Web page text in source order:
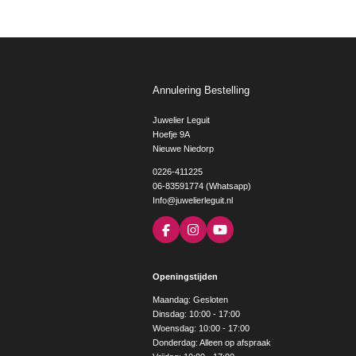
Annulering Bestelling
Juwelier Leguit
Hoefje 9A
Nieuwe Niedorp
0226-411225
06-83591774 (Whatsapp)
Info@juwelierleguit.nl
F
a
b
o
k
I
n
a
g
r
a
m
Y
o
e
Openingstijden
Maandag: Gesloten
Dinsdag: 10:00 - 17:00
Woensdag: 10:00 - 17:00
Donderdag: Alleen op afspraak